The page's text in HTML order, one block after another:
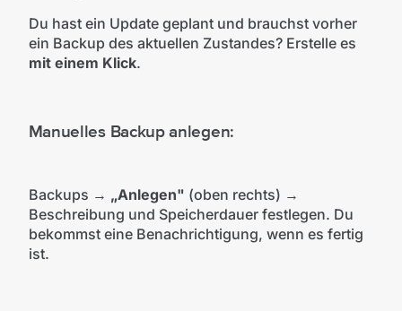
Du hast ein Update geplant und brauchst vorher
ein Backup des aktuellen Zustandes? Erstelle es
mit einem Klick.
Manuelles Backup anlegen:
Backups → „Anlegen" (oben rechts) →
Beschreibung und Speicherdauer festlegen. Du
bekommst eine Benachrichtigung, wenn es fertig
ist.